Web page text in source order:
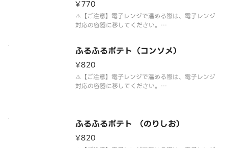
¥770
⚠️【ご注意】電子レンジで温める際は、電子レンジ
対応の容器に移してください。
⚠️到着後は早めにお召し上がりください。
アレルギー情報は【かっぱ寿司】ホームページをご
確認くだ
ふるふるポテト（コンソメ）
¥820
⚠️【ご注意】電子レンジで温める際は、電子レンジ
対応の容器に移してください。
確認ください。（単品毎の開示となります）
ふるふるポテト （のりしお）
¥820